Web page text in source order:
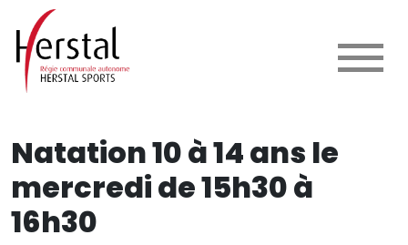
Natation 10 à 14 ans le
mercredi de 15h30 à
16h30